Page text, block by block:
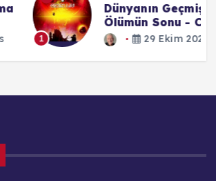
Dünyanın Geçmişi Üçlemesi 3 -
Ölümün Sonu - Cixin Liu (2017)
29 Ekim 2025 552 views